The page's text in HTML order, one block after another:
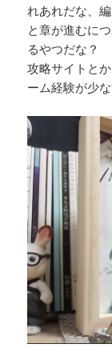
れあれだな、
と章が進むに
るやつだな？
攻略サイトと
ーム経験が少